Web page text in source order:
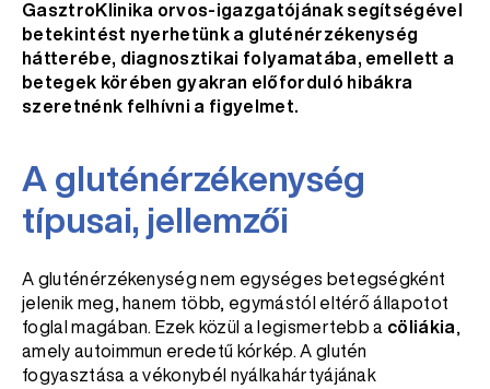
GasztroKlinika orvos-igazgatójának segítségével
betekintést nyerhetünk a gluténérzékenység
hátterébe, diagnosztikai folyamatába, emellett a
betegek körében gyakran előforduló hibákra
szeretnénk felhívni a figyelmet.
A gluténérzékenység
típusai, jellemzői
A gluténérzékenység nem egységes betegségként
jelenik meg, hanem több, egymástól eltérő állapotot
foglal magában. Ezek közül a legismertebb a cöliákia
amely autoimmun eredetű kórkép. A glutén
fogyasztása a vékonybél nyálkahártyájának